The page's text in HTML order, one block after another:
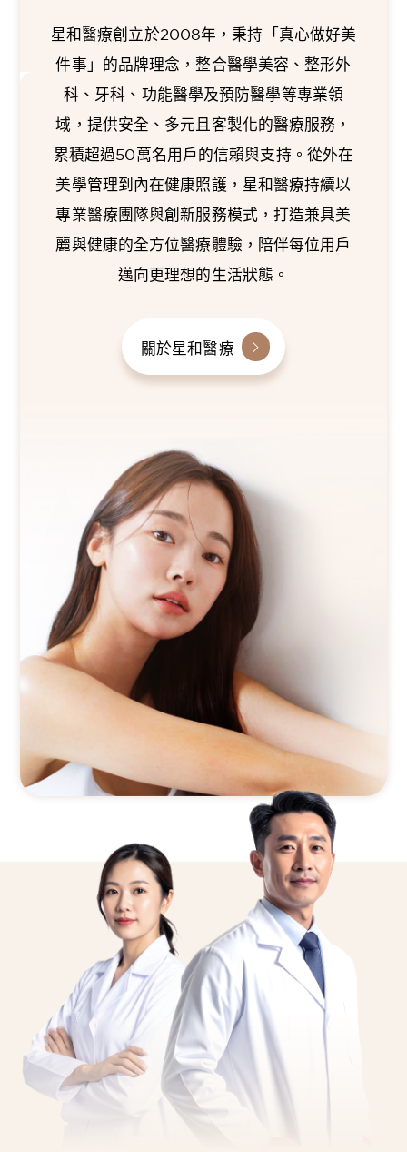
星和醫療創立於2008年，秉持「真心做好美
件事」的品牌理念，整合醫學美容、整形外
科、牙科、功能醫學及預防醫學等專業領
域，提供安全、多元且客製化的醫療服務，
累積超過50萬名用戶的信賴與支持。從外在
美學管理到內在健康照護，星和醫療持續以
專業醫療團隊與創新服務模式，打造兼具美
麗與健康的全方位醫療體驗，陪伴每位用戶
邁向更理想的生活狀態。
關於星和醫療